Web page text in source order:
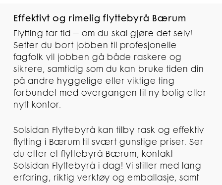
Effektivt og rimelig flyttebyrå Bærum
Flytting tar tid – om du skal gjøre det selv!
Setter du bort jobben til profesjonelle
fagfolk vil jobben gå både raskere og
sikrere, samtidig som du kan bruke tiden din
på andre hyggelige eller viktige ting
forbundet med overgangen til ny bolig eller
nytt kontor.
Solsidan Flyttebyrå kan tilby rask og effektiv
flytting i Bærum til svært gunstige priser. Ser
du etter et flyttebyrå Bærum, kontakt
Solsidan Flyttebyrå i dag! Vi stiller med lang
erfaring, riktig verktøy og emballasje, samt